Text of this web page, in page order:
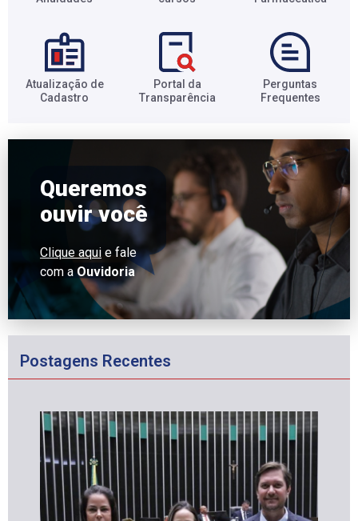
Atualização de
Cadastro​
Portal da
Transparência​
Perguntas
Frequentes​
Queremos
ouvir você
Clique aqui e fale
com aOuvidoria
Postagens Recentes